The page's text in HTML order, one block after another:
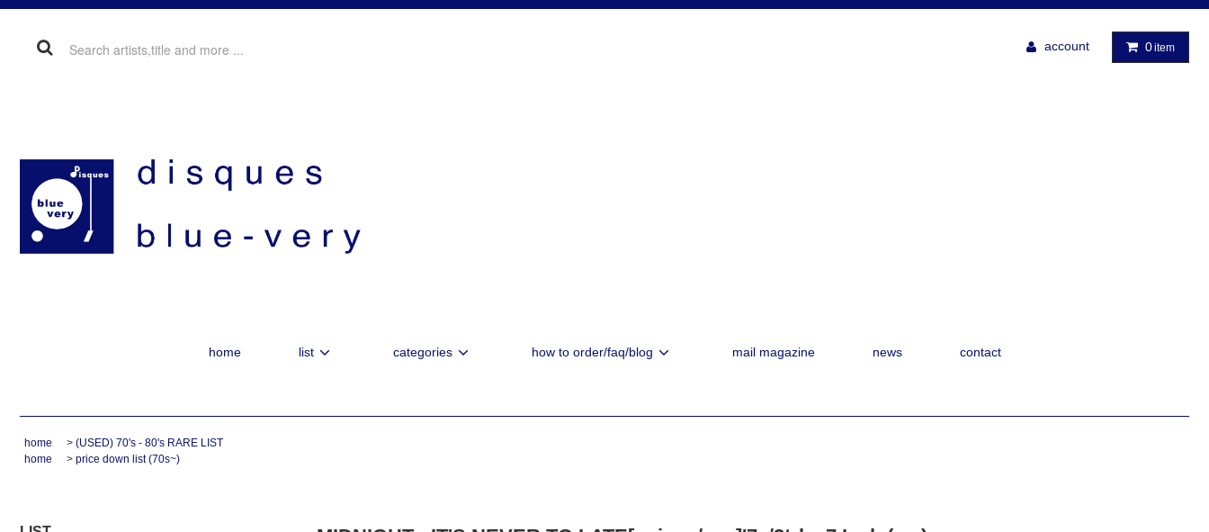
account 0item
home list categories how to order/faq/blog mail magazine news contact
home > (USED) 70's - 80's RARE LIST
home
> price down list (70s~)